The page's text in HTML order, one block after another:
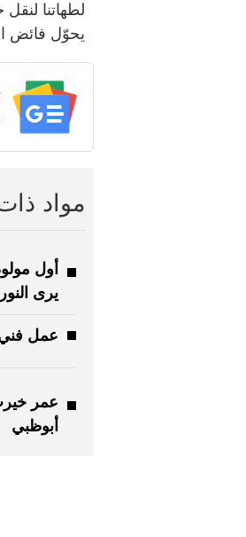
لطهاتنا
يحوّل فائض
مواد
أول
يرى
عمل
عمر
أبوظبي